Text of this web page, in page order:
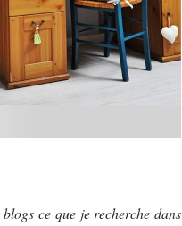
ce que je recherche dans